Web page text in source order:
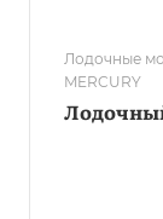
Лодочные
MERCURY